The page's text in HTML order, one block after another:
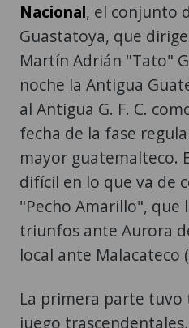
Nacional, el conjunto
Guastatoya, que
Martín Adrián "Tato"
noche la Antigua
al Antigua G. F. C.
fecha de la fase
mayor guatemalteco.
difícil en lo que va de
"Pecho Amarillo", que
triunfos ante Aurora
local ante Malacateco
La primera parte tuvo
juego